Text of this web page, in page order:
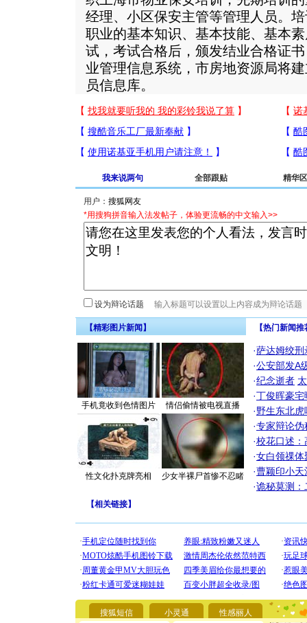
经理、小区保安主管等管理人员。
职业的基本知识、基本技能、基本
试，考试合格后，颁发结业合格证
业管理信息系统，市房地资源局将
员信息库。
我来说两句 全部跟贴 精华区
用户：
*用搜狗拼音输入法发帖子，体验更流畅的中文输入>>
设为辩论话题
【精彩图片新闻】
手机竟收到色情图片 情侣偷情被电视直播
性文化扑克牌亮相 少女半裸尸首惨不忍睹
【热门新闻
·萨达姆绞刑
·公安部发A
·纪念逝者
·丁俊晖豪
·野生东北
·专家辩论伪
·校花口述：
·女白领祼体
·曹颖印小天
·诡秘莫测：
【相关链接】
搜狐短信 小灵通 性感丽人
[圣诞节]
要平安！
[圣诞节]